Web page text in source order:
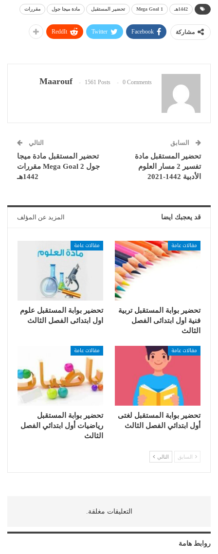
1442هـ Mega Goal 1 تحضير المستقبل مادة ميجا جول مقررات
مشاركة Facebook
Twitter
ReddIt
Maarouf 1561 Posts 0 Comments
السابق
تحضير المستقبل مادة
تفسير 2 مسار العلوم
الأدبية 1442-2021
التالي
تحضير المستقبل مادة ميجا
جول Mega Goal 2 مقررات
1442هـ
قد يعجبك ايضا المزيد عن المؤلف
مقالات عامة
تحضير بوابة المستقبل تربية
فنية اول ابتدائى الفصل
الثالث
مقالات عامة
تحضير بوابة المستقبل علوم
اول ابتدائى الفصل الثالث
مقالات عامة
تحضير بوابة المستقبل لغتى
أول ابتدائي الفصل الثالث
مقالات عامة
تحضير بوابة المستقبل
رياضيات أول ابتدائي الفصل
الثالث
السابق التالي
التعليقات مغلقة.
روابط هامة